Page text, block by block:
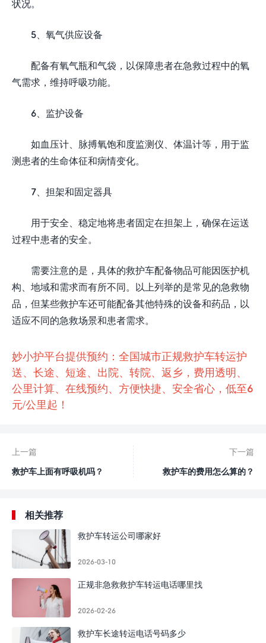
状况。
5、氧气供应设备
配备有氧气瓶和气袋，以保障患者在急救过程中的氧
气需求，维持呼吸功能。
6、监护设备
如血压计、脉搏氧饱和度监测仪、体温计等，用于监
测患者的生命体征和病情变化。
7、担架和固定器具
用于安全、稳定地将患者固定在担架上，确保在运送
过程中患者的安全。
需要注意的是，具体的救护车配备物品可能因医护机
构、地域和需求而有所不同。以上列举的是常见的急救物
品，但某些救护车还可能配备其他特殊的设备和药品，以
适应不同的急救场景和患者需求。
妙小护平台提供预约：全国城市正规救护车转运护
送、长途、短途、出院、转院、返乡，费用透明、
公里计算、在线预约、方便快捷、安全省心，低至6
元/公里起！
上一篇
救护车上面有呼吸机吗？
下一篇
救护车的费用怎么算的？
相关推荐
救护车转运公司哪家好
2026-03-10
正规非急救救护车转运电话哪里找
2026-02-26
救护车长途转运电话号码多少